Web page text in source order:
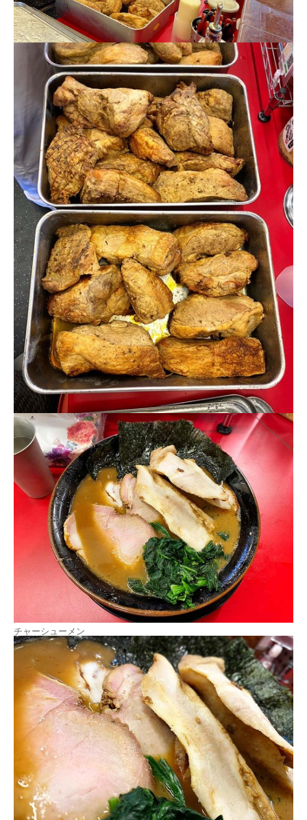
チャーシューメン